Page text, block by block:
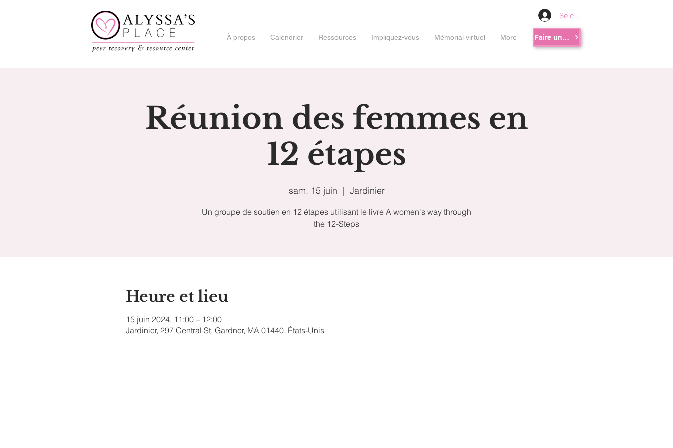
Se connecter
À propos Calendrier Ressources Impliquez-vous Mémorial virtuel More Faire un don
Réunion des femmes en
12 étapes
sam. 15 juin
  |
Jardinier
Un groupe de soutien en 12 étapes utilisant le livre A women's way through
the 12-Steps
Heure et lieu
15 juin 2024, 11:00 – 12:00
Jardinier, 297 Central St, Gardner, MA 01440, États-Unis